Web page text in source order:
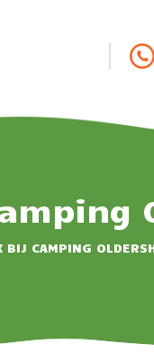
BIJ CAMPING